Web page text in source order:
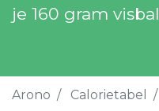
je 160 gram
Arono Calorietabel